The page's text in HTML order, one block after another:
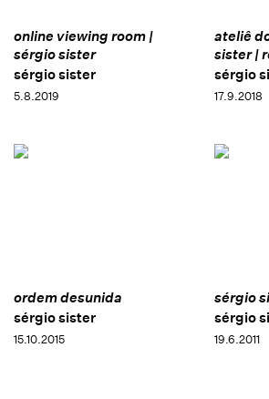
online viewing room |
sérgio sister
sérgio sister
5.8.2019
ateliê
sister |
sérgio
17.9.2018
ordem desunida
sérgio sister
15.10.2015
sérgio
sérgio
19.6.2011